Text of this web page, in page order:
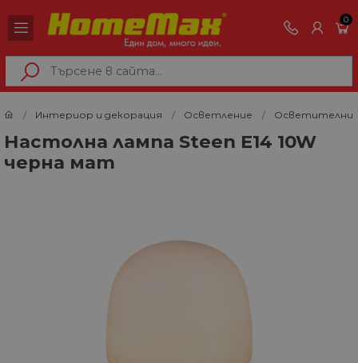
0
Интериор и декорация Осветление Осветителни
Настолна лампа Steen E14 10W
черна мат